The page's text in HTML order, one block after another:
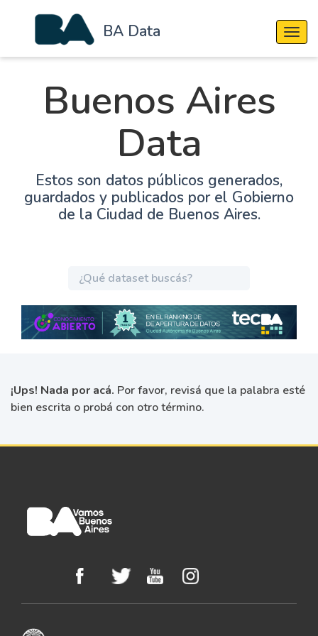
BA Data
Buenos Aires
Data
Estos son datos públicos generados,
guardados y publicados por el Gobierno
de la Ciudad de Buenos Aires.
¡Ups! Nada por acá. Por favor, revisá que la palabra esté
bien escrita o probá con otro término.